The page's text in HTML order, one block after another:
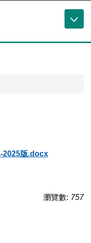
2025版.docx
瀏覽數: 757